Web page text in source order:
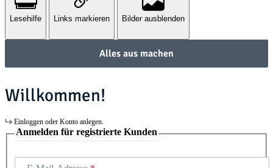
Lesehilfe Links markieren Bilder ausblenden
Alles aus machen
Willkommen!
Einloggen oder Konto anlegen.
Anmelden für registrierte Kunden